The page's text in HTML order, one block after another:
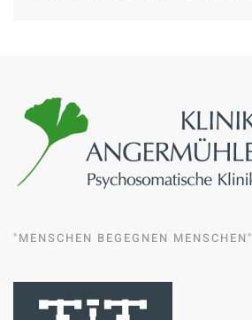
"MENSCHEN BEGEGNEN MENSCHEN"